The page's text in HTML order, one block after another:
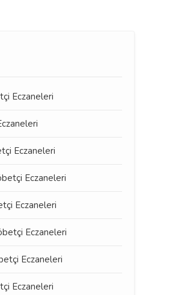
Eczaneleri
Eczaneleri
Eczaneleri
Eczaneleri
Eczaneleri
Eczaneleri
Eczaneleri